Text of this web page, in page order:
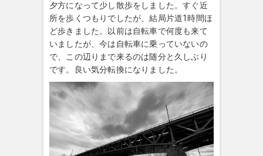
夕方になって少し散歩をしました。すぐ近
所を歩くつもりでしたが、結局片道1時間ほ
ど歩きました。以前は自転車で何度も来て
いましたが、今は自転車に乗っていないの
で、この辺りまで来るのは随分と久しぶり
です。良い気分転換になりました。